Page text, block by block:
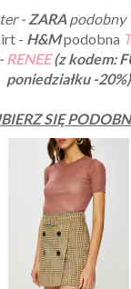
- ZARA podobny
- H&Mpodobna
RENEE(z kodem:
poniedziałku -20%)
SIĘ